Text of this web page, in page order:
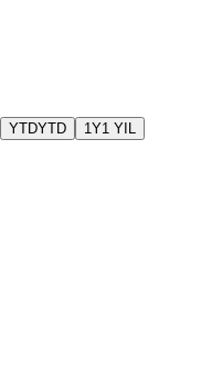
YTDYTD 1Y1 YIL